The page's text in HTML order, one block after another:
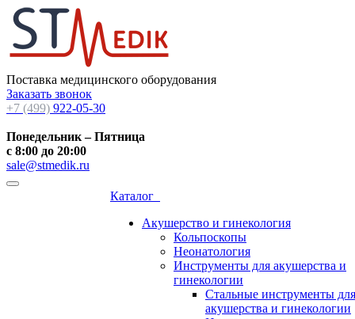
Поставка медицинского оборудования
Заказать звонок
+7 (499) 922-05-30
Понедельник – Пятница
с 8:00 до 20:00
sale@stmedik.ru
Каталог
Акушерство и гинекология
Кольпоскопы
Неонатология
Инструменты для акушерства и
гинекологии
Стальные инструменты для
акушерства и гинекологии